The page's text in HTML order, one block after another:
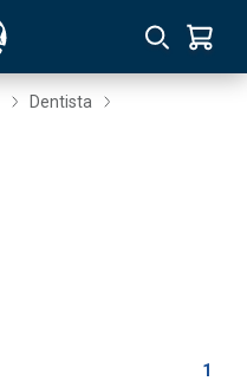
Dentista
1